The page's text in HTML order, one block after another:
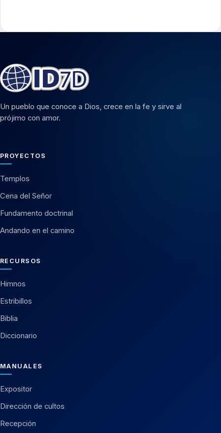
Un pueblo que conoce a Dios, crece en la fe y sirve al
prójimo con amor.
PROYECTOS
Templos
Cena del Señor
Fundamento doctrinal
Andando en el camino
RECURSOS
Himnos
Estribillos
Biblia
Diccionario
MANUALES
Expositor
Dirección de cultos
Recepción